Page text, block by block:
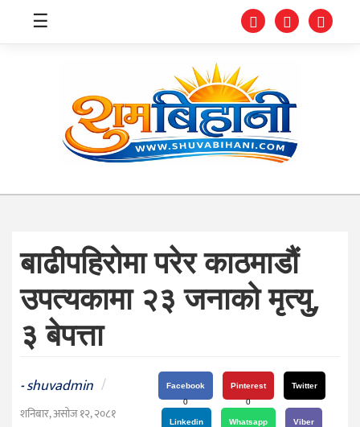
स्वास्थ्य
शिक्षा
संघीय
प्रविधि
जीवनशैली
दर्शन
/
संस्कृति
☰
बाढीपहिरोमा परेर काठमाडौं
उपत्यकामा २३ जनाको मृत्यु,
३ बेपत्ता
-shuvadmin /
शनिबार, असोज १२, २०८१
Facebook
0
Pinterest
0
Twitter
Linkedin
Whatsapp Viber